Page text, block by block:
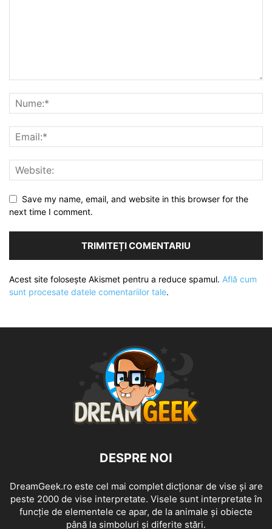
Save my name, email, and website in this browser for the
next time I comment.
Acest site folosește Akismet pentru a reduce spamul. Află cum
sunt procesate datele comentariilor tale.
DESPRE NOI
DreamGeek.ro este cel mai complet dicționar de vise și are
peste 2000 de vise interpretate. Visele sunt interpretate în
funcție de elementele ce apar, de la animale și obiecte
până la simboluri și diferite stări.